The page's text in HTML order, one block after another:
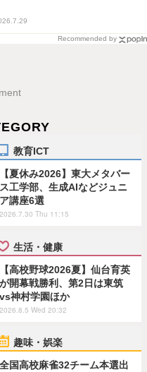
Recommended by
教育ICT
【夏休み2026】東大メタバー
ス工学部、生成AIなどジュニ
ア講座6選
2026.7.30 Thu 11:15
生活・健康
【高校野球2026夏】仙台育英
が開幕戦勝利、第2日は東筑
vs神村学園ほか
2026.8.5 Wed 20:32
趣味・娯楽
全国高校麻雀32チーム本選出